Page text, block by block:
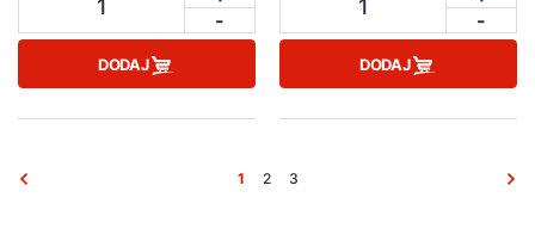
1
-
DODAJ
1
-
DODAJ
1 2 3